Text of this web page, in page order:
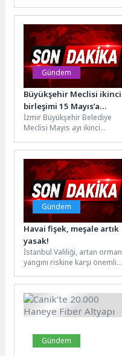
sürdürülebilir ve etik
kullanımına yönelik
çalışmalarını akademik
platformlarda...
Gündem
Büyükşehir Meclisi ikinci
birleşimi 15 Mayıs’a
ertelendi
İzmir Büyükşehir Belediye
Meclisi Mayıs ayı ikinci
çoğunluk sağlanamadığı için
15 Mayıs...
Gündem
Havai fişek, meşale artık
yasak!
İstanbul Valiliği, artan orman
yangını riskine karşı önemli
işaret fişeği,...
Gündem